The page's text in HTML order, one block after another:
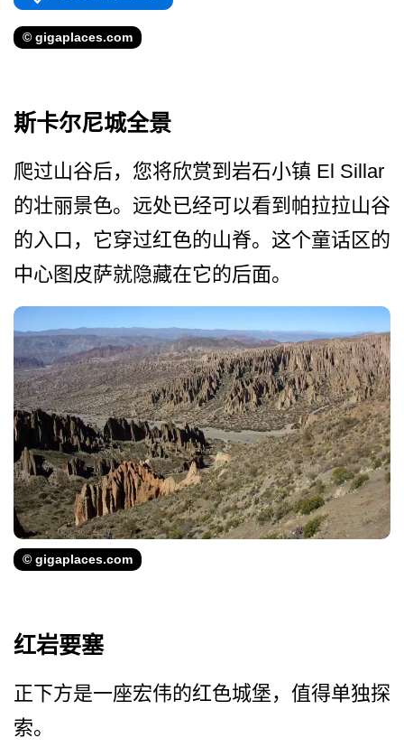
© gigaplaces.com
斯卡尔尼城全景
爬过山谷后，您将欣赏到岩石小镇 El Sillar
的壮丽景色。远处已经可以看­到帕拉拉山谷
的入口，它穿过红色的山脊。这个童话区­的
中心图皮萨就隐藏在它的后面。
© gigaplaces.com
红岩要塞
正下方是一座宏伟的红色城堡­，值得单独探
索。